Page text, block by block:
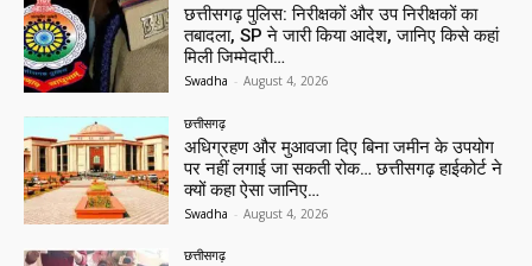
छत्तीसगढ़ पुलिस: निरीक्षकों और उप निरीक्षकों का
तबादला, SP ने जारी किया आदेश, जानिए किसे कहां
मिली जिम्मेदारी…
Swadha - August 4, 2026
छत्तीसगढ़
अधिग्रहण और मुआवजा दिए बिना जमीन के उपयोग
पर नहीं लगाई जा सकती रोक… छत्तीसगढ़ हाईकोर्ट ने
क्यों कहा ऐसा जानिए…
Swadha - August 4, 2026
छत्तीसगढ़